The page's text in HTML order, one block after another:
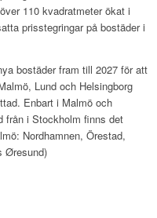
110 kvadratmeter ökat i
prisstegringar på bostäder i
bostäder fram till 2027 för att
Lund och Helsingborg
Enbart i Malmö och
från i Stockholm finns det
Nordhamnen, Örestad,
Øresund)